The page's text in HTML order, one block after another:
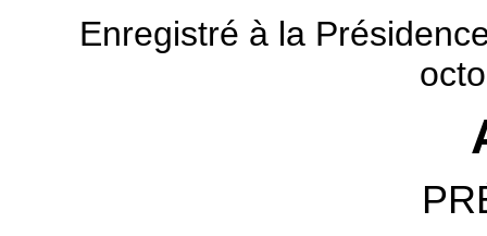
Enregistré à la